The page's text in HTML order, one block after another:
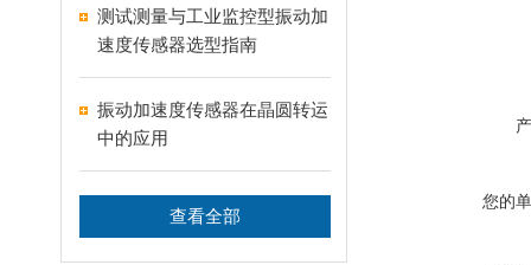
测试测量与工业监控型振动加
速度传感器选型指南
振动加速度传感器在晶圆转运
中的应用
查看全部
您的